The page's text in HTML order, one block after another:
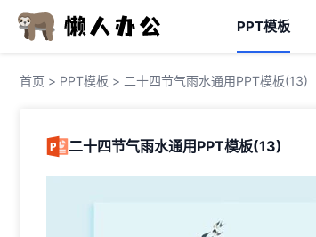
PPT模板
首页 > PPT模板 > 二十四节气雨水通用PPT模板(13)
二十四节气雨水通用PPT模板(13)